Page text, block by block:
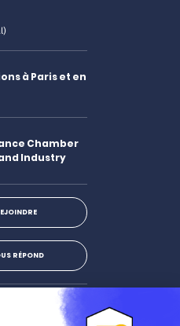
à Paris et en
Chamber
Industry
RÉPOND
Instagram